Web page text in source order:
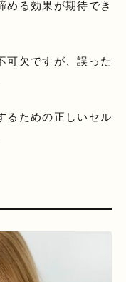
める効果が期待でき
可欠ですが、誤った
るための正しいセル